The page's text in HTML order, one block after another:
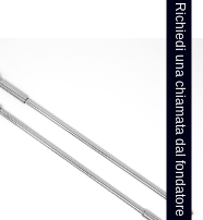
Richiedi una chiamata dal fondatore